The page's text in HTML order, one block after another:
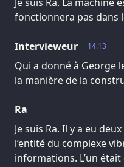
fonctionnera pas dans
14.13
Intervieweur
Qui a donné à George
la manière de la
Ra
Je suis Ra. Il y a eu
l’entité du complexe
informations. L’un